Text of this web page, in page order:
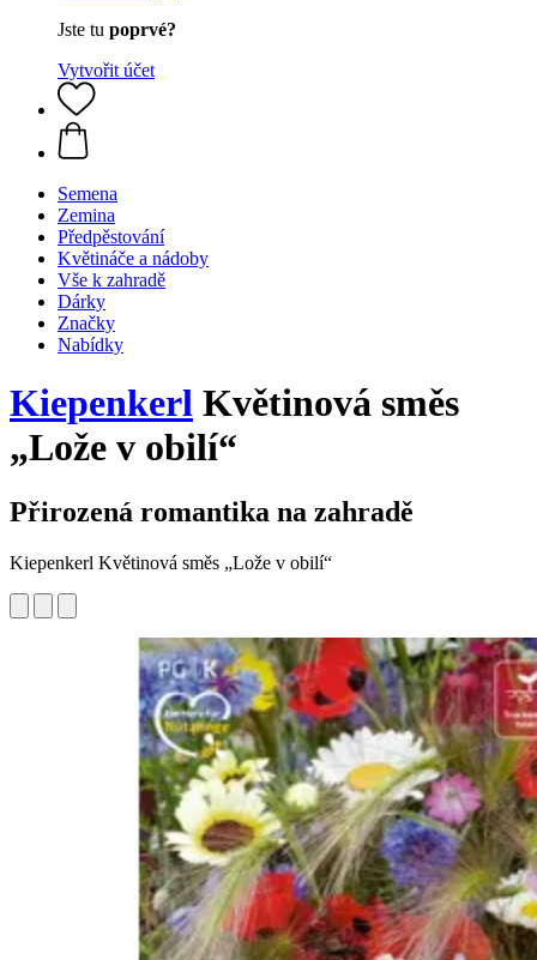
Jste tu poprvé?
Vytvořit účet
Semena
Zemina
Předpěstování
Květináče a nádoby
Vše k zahradě
Dárky
Značky
Nabídky
Kiepenkerl Květinová směs
„Lože v obilí“
Přirozená romantika na zahradě
Kiepenkerl Květinová směs „Lože v obilí“